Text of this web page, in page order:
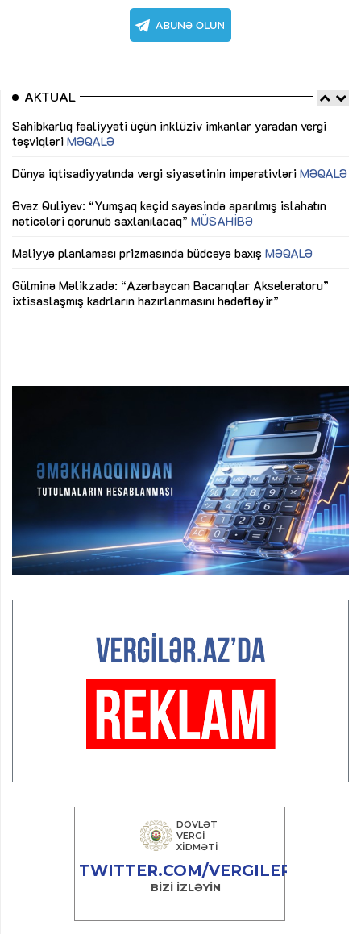
AKTUAL
Sahibkarlıq fəaliyyəti üçün inklüziv imkanlar yaradan vergi
təşviqləri MƏQALƏ
Dünya iqtisadiyyatında vergi siyasətinin imperativləri MƏQALƏ
Əvəz Quliyev: “Yumşaq keçid sayəsində aparılmış islahatın
nəticələri qorunub saxlanılacaq” MÜSAHİBƏ
Maliyyə planlaması prizmasında büdcəyə baxış MƏQALƏ
Gülminə Məlikzadə: “Azərbaycan Bacarıqlar Akseleratoru”
ixtisaslaşmış kadrların hazırlanmasını hədəfləyir”